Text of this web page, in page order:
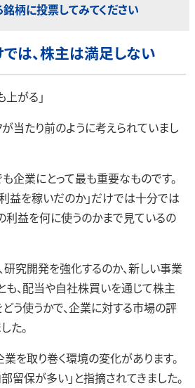
柄に投票してみてください
は、株主は満足しない
がる」
当たり前のように考えられていまし
企業にとって最も重要なものです。
利益を稼いだのか」だけでは十分では
利益を何に使うのかまで見ているの
究開発を強化するのか、新しい事業
、配当や自社株買いを通じて株主
う使うかで、企業に対する市場の評
た。
を取り巻く環境の変化があります。
留保が多い」と指摘されてきました。